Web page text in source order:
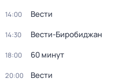
14:00 Вести
14:30 Вести-Биробиджан
18:00 60 минут
20:00 Вести